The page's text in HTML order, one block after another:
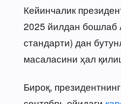
Кейинчалик
2025 йилдан бошлаб
стандарти) дан
масаласини ҳал
Бироқ,